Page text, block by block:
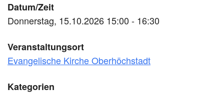
Datum/Zeit
Donnerstag, 15.10.2026 15:00 - 16:30
Veranstaltungsort
Evangelische Kirche Oberhöchstadt
Kategorien